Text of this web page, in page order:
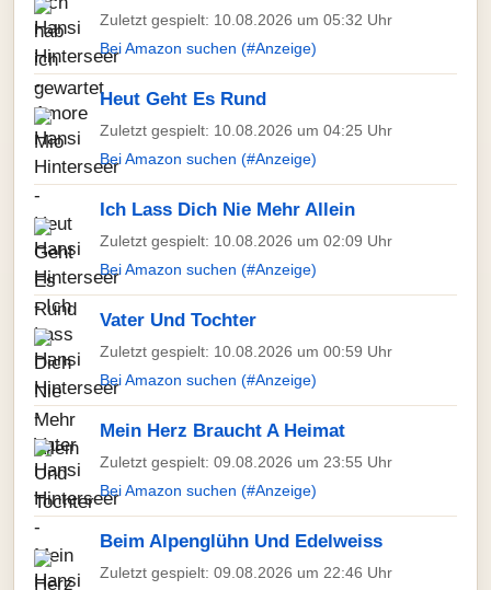
Zuletzt gespielt: 10.08.2026 um 05:32 Uhr
Bei Amazon suchen (#Anzeige)
Heut Geht Es Rund
Zuletzt gespielt: 10.08.2026 um 04:25 Uhr
Bei Amazon suchen (#Anzeige)
Ich Lass Dich Nie Mehr Allein
Zuletzt gespielt: 10.08.2026 um 02:09 Uhr
Bei Amazon suchen (#Anzeige)
Vater Und Tochter
Zuletzt gespielt: 10.08.2026 um 00:59 Uhr
Bei Amazon suchen (#Anzeige)
Mein Herz Braucht A Heimat
Zuletzt gespielt: 09.08.2026 um 23:55 Uhr
Bei Amazon suchen (#Anzeige)
Beim Alpenglühn Und Edelweiss
Zuletzt gespielt: 09.08.2026 um 22:46 Uhr